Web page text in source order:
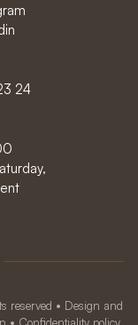
24
reserved • Design and
• Confidentiality policy